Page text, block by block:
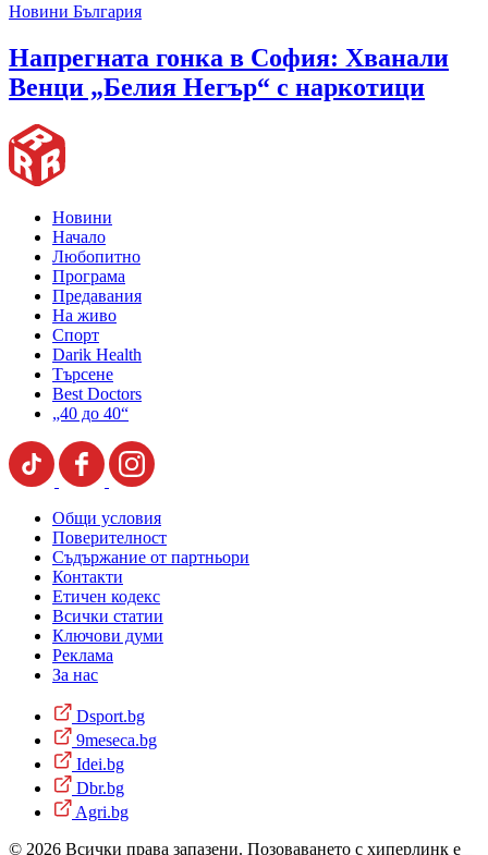
Новини България
Напрегната гонка в София: Хванали
Венци „Белия Негър“ с наркотици
Новини
Начало
Любопитно
Програма
Предавания
На живо
Спорт
Darik Health
Търсене
Best Doctors
„40 до 40“
Общи условия
Поверителност
Съдържание от партньори
Контакти
Етичен кодекс
Всички статии
Ключови думи
Реклама
За нас
Dsport.bg
9meseca.bg
Idei.bg
Dbr.bg
Agri.bg
© 2026 Всички права запазени. Позоваването с хиперлинк е